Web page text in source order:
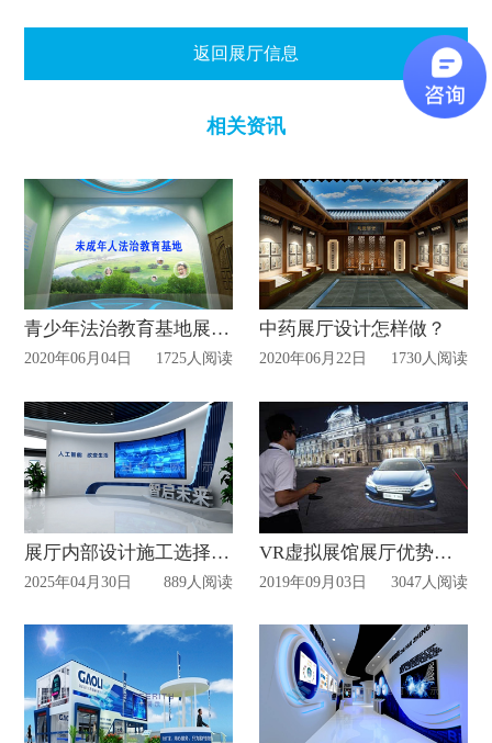
返回展厅信息
相关资讯
青少年法治教育基地展厅怎样建设设计？
2020年06月04日 1725人阅读
中药展厅设计怎样做？
2020年06月22日 1730人阅读
展厅内部设计施工选择信可威
2025年04月30日 889人阅读
VR虚拟展馆展厅优势及特色
2019年09月03日 3047人阅读